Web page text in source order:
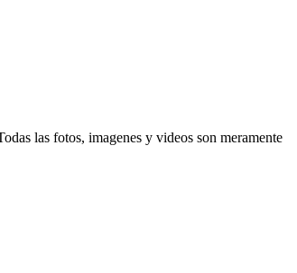
las fotos, imagenes y videos son meramente